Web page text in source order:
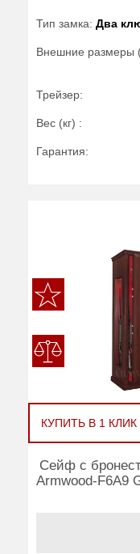
Тип замка: Два
Внешние размеры
Трейзер:
Вес (кг) :
Гарантия:
КУПИТЬ В 1 КЛИК
Сейф с
Armwood-F6A9